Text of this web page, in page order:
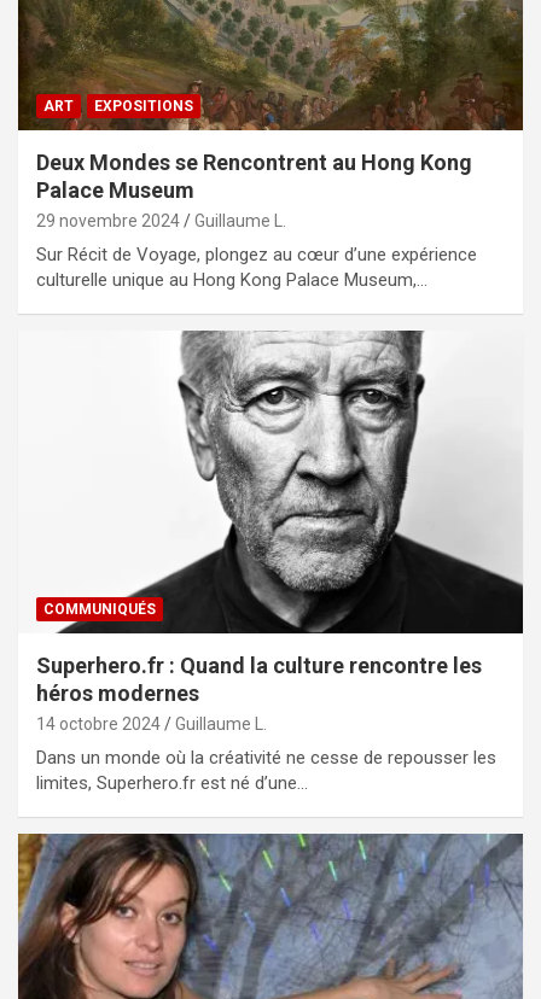
ART EXPOSITIONS
Deux Mondes se Rencontrent au Hong Kong
Palace Museum
29 novembre 2024 Guillaume L.
Sur Récit de Voyage, plongez au cœur d’une expérience
culturelle unique au Hong Kong Palace Museum,…
COMMUNIQUÉS
Superhero.fr : Quand la culture rencontre les
héros modernes
14 octobre 2024 Guillaume L.
Dans un monde où la créativité ne cesse de repousser les
limites, Superhero.fr est né d’une…